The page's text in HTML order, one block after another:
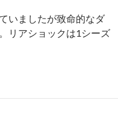
いましたが致命的なダ
リアショックは1シーズ